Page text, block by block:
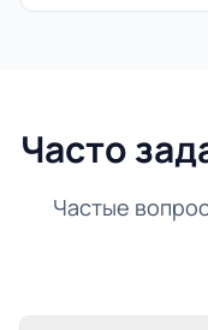
Часто
Частые